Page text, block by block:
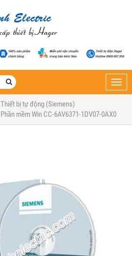
Thiết bị tự động (Siemens)
Phần mềm Win CC-6AV6371-1DV07-0AX0